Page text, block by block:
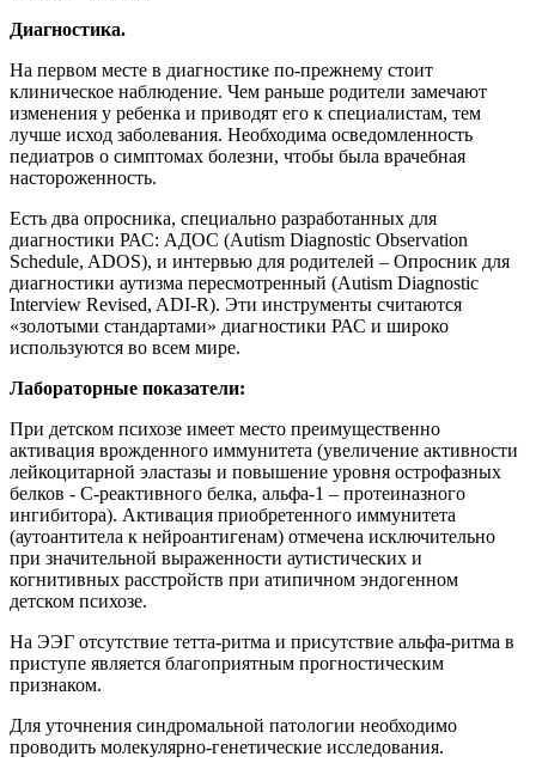
Диагностика.
На первом месте в диагностике по-прежнему стоит
клиническое наблюдение. Чем раньше родители замечают
изменения у ребенка и приводят его к специалистам, тем
лучше исход заболевания. Необходима осведомленность
педиатров о симптомах болезни, чтобы была врачебная
настороженность.
Есть два опросника, специально разработанных для
диагностики РАС: АДОС (Autism Diagnostic Observation
Schedule, ADOS), и интервью для родителей – Опросник для
диагностики аутизма пересмотренный (Autism Diagnostic
Interview Revised, ADI-R). Эти инструменты считаются
«золотыми стандартами» диагностики РАС и широко
используются во всем мире.
Лабораторные показатели:
При детском психозе имеет место преимущественно
активация врожденного иммунитета (увеличение активности
лейкоцитарной эластазы и повышение уровня острофазных
белков - С-реактивного белка, альфа-1 – протеиназного
ингибитора). Активация приобретенного иммунитета
(аутоантитела к нейроантигенам) отмечена исключительно
при значительной выраженности аутистических и
когнитивных расстройств при атипичном эндогенном
детском психозе.
На ЭЭГ отсутствие тетта-ритма и присутствие альфа-ритма в
приступе является благоприятным прогностическим
признаком.
Для уточнения синдромальной патологии необходимо
проводить молекулярно-генетические исследования.